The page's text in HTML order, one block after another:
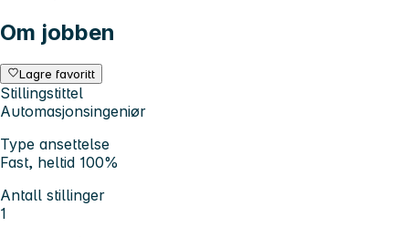
Om jobben
Lagre favoritt
Stillingstittel
Automasjonsingeniør
Type ansettelse
Fast, heltid 100%
Antall stillinger
1